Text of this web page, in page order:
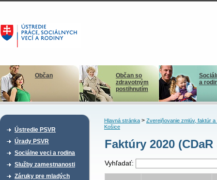
Občan
Občan so
zdravotným
postihnutím
a
Ústredie PSVR
Úrady PSVR
Sociálne veci a rodina
Služby zamestnanosti
Záruky pre mladých
Hlavná stránka> Zverejňovanie zmlúv, faktúr a
Košice
Faktúry 2020
Vyhľadať: